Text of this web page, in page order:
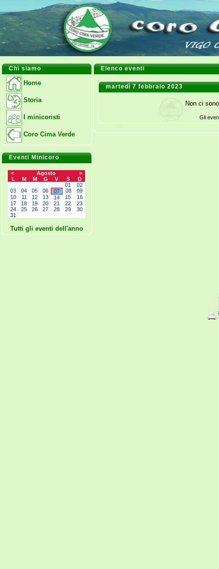
Chi siamo
Home
Storia
I minicoristi
Coro Cima Verde
Eventi Minicoro
< Agosto
>
L
M M G V S
D
01
02
03
04 05 06 07 08
09
10
11 12 13 14 15
16
17
18 19 20 21 22
23
24
25 26 27 28 29
30
31
Tutti gli eventi dell'anno
Elenco eventi
martedì 7 febbraio 2023
Non ci
Gli